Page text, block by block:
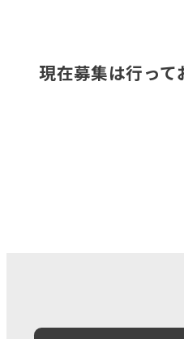
現在募集は行って